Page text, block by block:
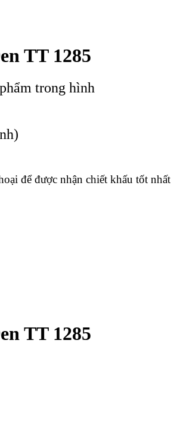
TT 1285
trong hình
để được nhận chiết khấu tốt nhất
TT 1285